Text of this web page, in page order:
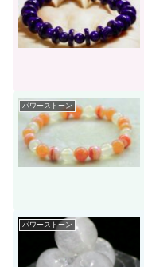
パワーストーン
パワーストーン